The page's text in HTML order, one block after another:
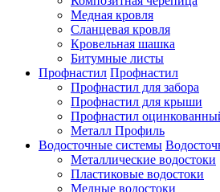
Медная кровля
Сланцевая кровля
Кровельная шашка
Битумные листы
Профнастил Профнастил
Профнастил для забора
Профнастил для крыши
Профнастил
Металл Профиль
Водосточные системы
Металлические водостоки
Пластиковые водостоки
Медные водостоки